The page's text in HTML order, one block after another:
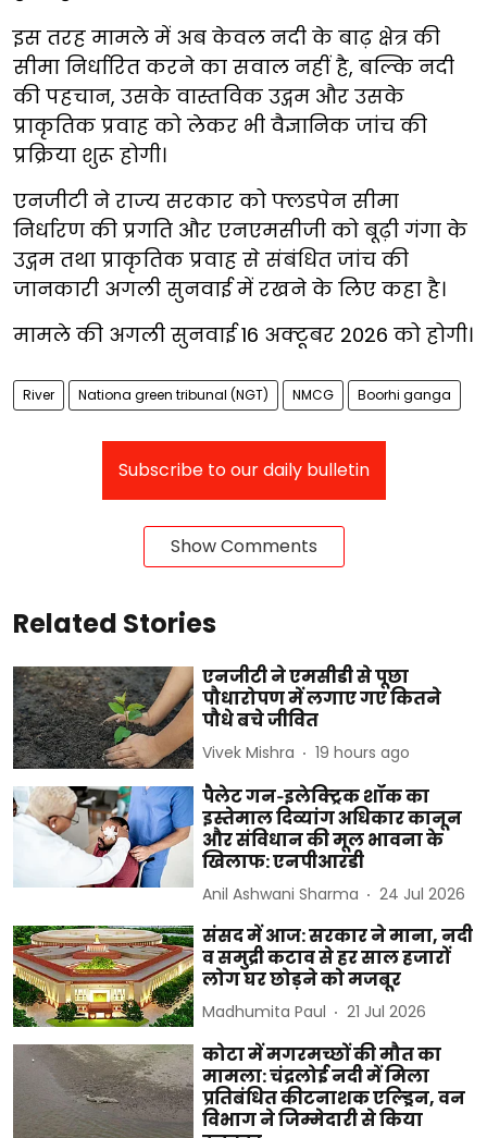
इस तरह मामले में अब केवल नदी के बाढ़ क्षेत्र की
सीमा निर्धारित करने का सवाल नहीं है, बल्कि नदी
की पहचान, उसके वास्तविक उद्गम और उसके
प्राकृतिक प्रवाह को लेकर भी वैज्ञानिक जांच की
प्रक्रिया शुरू होगी।
एनजीटी ने राज्य सरकार को फ्लडपेन सीमा
निर्धारण की प्रगति और एनएमसीजी को बूढ़ी गंगा के
उद्गम तथा प्राकृतिक प्रवाह से संबंधित जांच की
जानकारी अगली सुनवाई में रखने के लिए कहा है।
मामले की अगली सुनवाई 16 अक्टूबर 2026 को होगी।
River Nationa green tribunal (NGT) NMCG Boorhi ganga
Subscribe to our daily bulletin
Show Comments
Related Stories
एनजीटी ने एमसीडी से पूछा
पौधारोपण में लगाए गए कितने
पौधे बचे जीवित
Vivek Mishra 19 hours ago
पैलेट गन‑इलेक्ट्रिक शॉक का
इस्तेमाल दिव्यांग अधिकार कानून
और संविधान की मूल भावना के
खिलाफ: एनपीआरडी
Anil Ashwani Sharma 24 Jul 2026
संसद में आज: सरकार ने माना, नदी
व समुद्री कटाव से हर साल हजारों
लोग घर छोड़ने को मजबूर
Madhumita Paul 21 Jul 2026
कोटा में मगरमच्छों की मौत का
मामला: चंद्रलोई नदी में मिला
प्रतिबंधित कीटनाशक एल्ड्रिन, वन
विभाग ने जिम्मेदारी से किया